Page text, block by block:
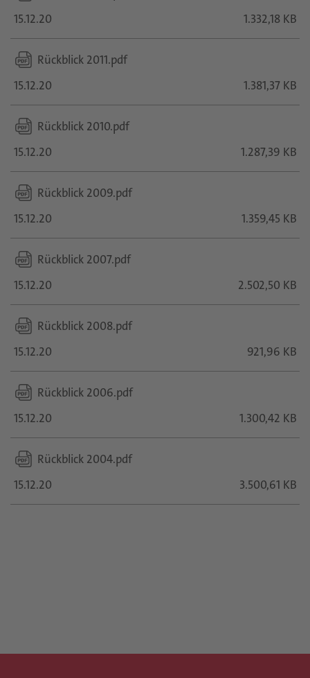
15.12.20
1.332,18 KB
Rückblick 2011.pdf
15.12.20
1.381,37 KB
Rückblick 2010.pdf
15.12.20
1.287,39 KB
Rückblick 2009.pdf
15.12.20
1.359,45 KB
Rückblick 2007.pdf
15.12.20
2.502,50 KB
Rückblick 2008.pdf
15.12.20
921,96 KB
Rückblick 2006.pdf
15.12.20
1.300,42 KB
Rückblick 2004.pdf
15.12.20
3.500,61 KB